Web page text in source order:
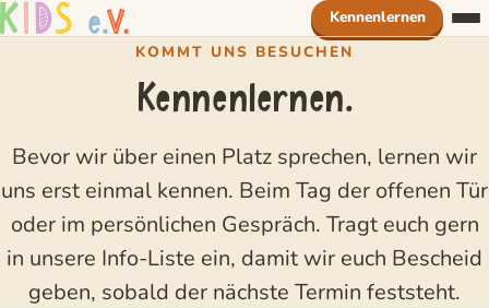
Zum Inhalt springen
Unser Haus
Spenden
Kennenlernen
KOMMT UNS BESUCHEN
Kennenlernen.
Bevor wir über einen Platz sprechen, lernen wir
uns erst einmal kennen. Beim Tag der offenen Tür
oder im persönlichen Gespräch. Tragt euch gern
in unsere Info-Liste ein, damit wir euch Bescheid
geben, sobald der nächste Termin feststeht.